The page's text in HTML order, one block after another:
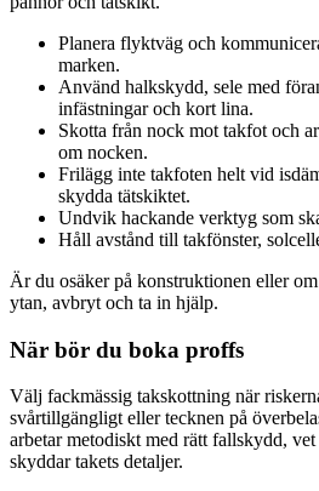
Planera flyktväg och
marken.
Använd halkskydd, sele med
infästningar och kort lina.
Skotta från nock mot takfot och
om nocken.
Frilägg inte takfoten helt vid
skydda tätskiktet.
Undvik hackande verktyg som
Håll avstånd till takfönster,
Är du osäker på konstruktionen eller
ytan, avbryt och ta in hjälp.
När bör du boka proffs
Välj fackmässig takskottning när
svårtillgängligt eller tecknen på
arbetar metodiskt med rätt fallskydd,
skyddar takets detaljer.